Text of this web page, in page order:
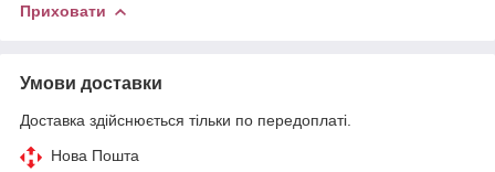
Приховати
Умови доставки
Доставка здійснюється тільки по передоплаті.
Нова Пошта